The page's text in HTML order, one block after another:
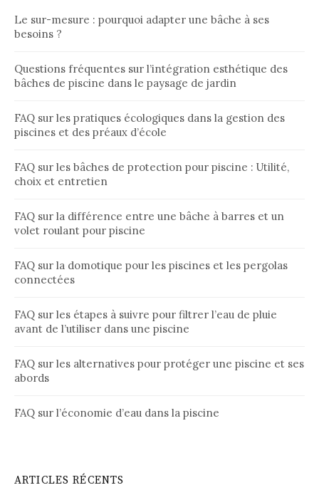
Le sur-mesure : pourquoi adapter une bâche à ses
besoins ?
Questions fréquentes sur l’intégration esthétique des
bâches de piscine dans le paysage de jardin
FAQ sur les pratiques écologiques dans la gestion des
piscines et des préaux d’école
FAQ sur les bâches de protection pour piscine : Utilité,
choix et entretien
FAQ sur la différence entre une bâche à barres et un
volet roulant pour piscine
FAQ sur la domotique pour les piscines et les pergolas
connectées
FAQ sur les étapes à suivre pour filtrer l’eau de pluie
avant de l’utiliser dans une piscine
FAQ sur les alternatives pour protéger une piscine et ses
abords
FAQ sur l’économie d’eau dans la piscine
ARTICLES RÉCENTS